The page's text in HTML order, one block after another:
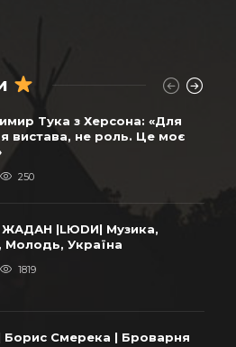
Тука з Херсона: «Для
вистава, не роль. Це моє
250
ЖАДАН |LЮDИ| Музика,
Молодь, Україна
1819
Борис Смерека | Броварня